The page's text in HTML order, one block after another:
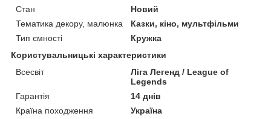
Стан
Новий
Тематика декору, малюнка
Казки, кіно, мультфільми
Тип ємності
Кружка
Користувальницькі характеристики
Всесвіт
Ліга Легенд / League of
Legends
Гарантія
14 днів
Країна походження
Україна